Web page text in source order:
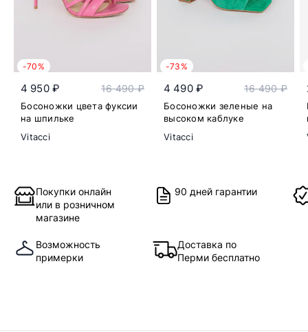
-70%
4 950 ₽ 16 490 ₽
Босоножки цвета фуксии
на шпильке
Vitacci
-73%
4 490 ₽ 16 490 ₽
Босоножки зеленые на
высоком каблуке
Vitacci
Покупки онлайн
или в розничном
магазине
90 дней гарантии
Возможность
примерки
Доставка по
Перми бесплатно